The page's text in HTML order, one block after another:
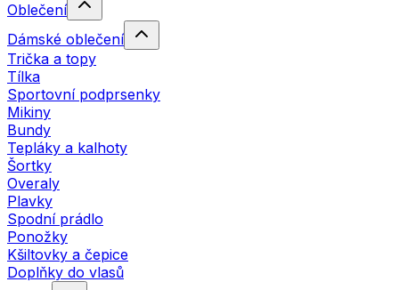
Oblečení
Dámské oblečení
Trička a topy
Tílka
Sportovní podprsenky
Mikiny
Bundy
Tepláky a kalhoty
Šortky
Overaly
Plavky
Spodní prádlo
Ponožky
Kšiltovky a čepice
Doplňky do vlasů